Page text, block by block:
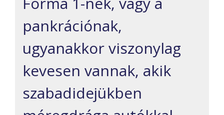
pankrációnak,
ugyanakkor viszonylag
kevesen vannak, akik
szabadidejükben